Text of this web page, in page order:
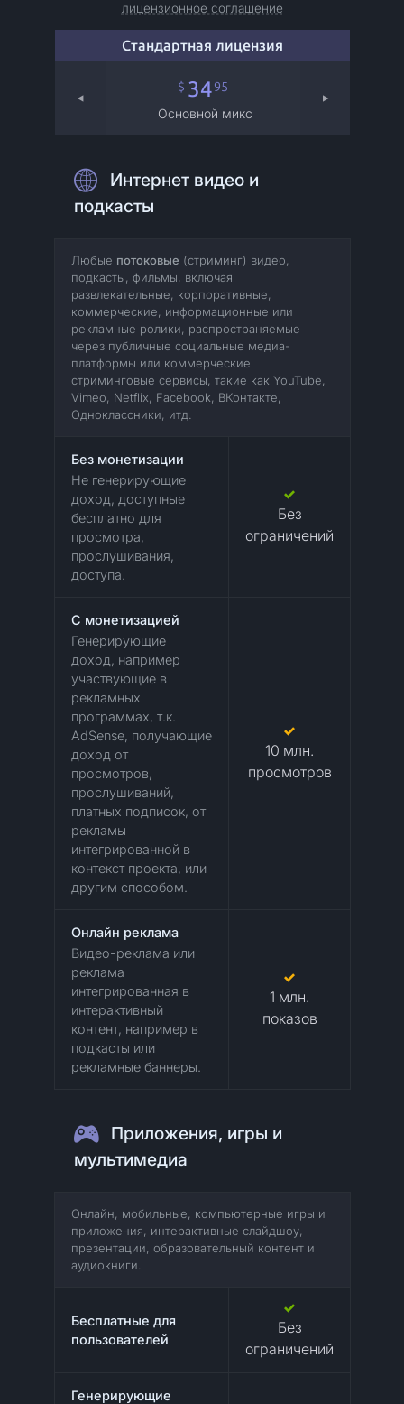
лицензионное соглашение
Стандартная лицензия
$ 3495
Основной микс
Интернет видео и
подкасты
Любые потоковые (стриминг) видео,
подкасты, фильмы, включая
развлекательные, корпоративные,
коммерческие, информационные или
рекламные ролики, распространяемые
через публичные социальные медиа-
платформы или коммерческие
стриминговые сервисы, такие как YouTube,
Vimeo, Netflix, Facebook, ВКонтакте,
Одноклассники, итд.
Без монетизации
Не генерирующие
доход, доступные
бесплатно для
просмотра,
прослушивания,
доступа.
Без
ограничений
C монетизацией
Генерирующие
доход, например
участвующие в
рекламных
программах, т.к.
AdSense, получающие
доход от
просмотров,
прослушиваний,
платных подписок, от
рекламы
интегрированной в
контекст проекта, или
другим способом.
10 млн.
просмотров
Онлайн реклама
Видео-реклама или
реклама
интегрированная в
интерактивный
контент, например в
подкасты или
рекламные баннеры.
1 млн.
показов
Приложения, игры и
мультимедиа
Онлайн, мобильные, компьютерные игры и
приложения, интерактивные слайдшоу,
презентации, образовательный контент и
аудиокниги.
Бесплатные для
пользователей
Без
ограничений
Генерирующие